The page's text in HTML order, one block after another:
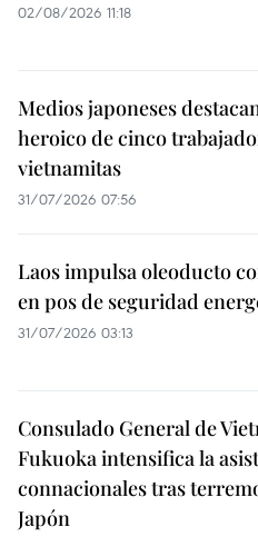
02/08/2026 11:18
Medios japoneses
heroico de cinco
vietnamitas
31/07/2026 07:56
Laos impulsa oleoducto
en pos de seguridad
31/07/2026 03:13
Consulado General de
Fukuoka intensifica la
connacionales tras
Japón